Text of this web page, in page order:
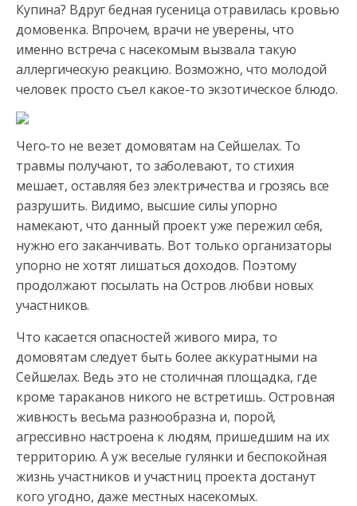
Купина? Вдруг бедная гусеница отравилась кровью
домовенка. Впрочем, врачи не уверены, что
именно встреча с насекомым вызвала такую
аллергическую реакцию. Возможно, что молодой
человек просто съел какое-то экзотическое блюдо.
Чего-то не везет домовятам на Сейшелах. То
травмы получают, то заболевают, то стихия
мешает, оставляя без электричества и грозясь все
разрушить. Видимо, высшие силы упорно
намекают, что данный проект уже пережил себя,
нужно его заканчивать. Вот только организаторы
упорно не хотят лишаться доходов. Поэтому
продолжают посылать на Остров любви новых
участников.
Что касается опасностей живого мира, то
домовятам следует быть более аккуратными на
Сейшелах. Ведь это не столичная площадка, где
кроме тараканов никого не встретишь. Островная
живность весьма разнообразна и, порой,
агрессивно настроена к людям, пришедшим на их
территорию. А уж веселые гулянки и беспокойная
жизнь участников и участниц проекта достанут
кого угодно, даже местных насекомых.